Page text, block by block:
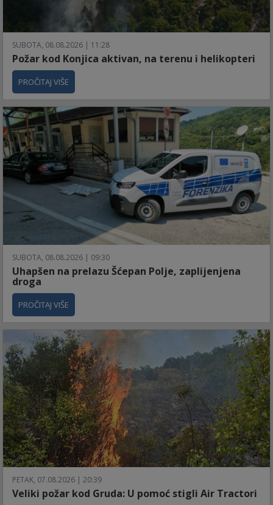
SUBOTA, 08.08.2026 | 11:28
Požar kod Konjica aktivan, na terenu i helikopteri
PROČITAJ VIŠE
SUBOTA, 08.08.2026 | 09:30
Uhapšen na prelazu Šćepan Polje, zaplijenjena
droga
PROČITAJ VIŠE
PETAK, 07.08.2026 | 20:39
Veliki požar kod Gruda: U pomoć stigli Air Tractori